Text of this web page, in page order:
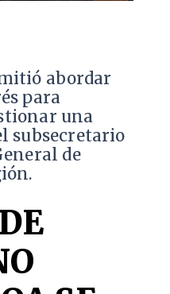
abordar
para
una
subsecretario
de